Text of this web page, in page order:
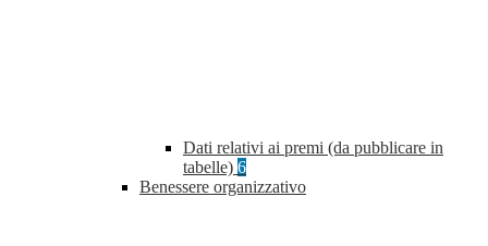
Dati relativi ai premi (da pubblicare in
tabelle) 6
Benessere organizzativo